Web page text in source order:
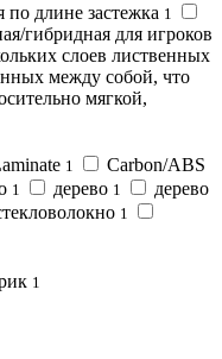
длине застежка 1
гибридная для игроков
слоев лиственных
между собой, что
мягкой,
1 Carbon/ABS
1 дерево 1
дерево
1
1